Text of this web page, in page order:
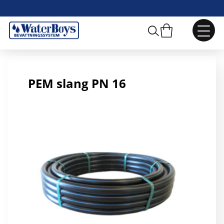
PEM 25, SDR 11, 100m
PEM slang PN 16